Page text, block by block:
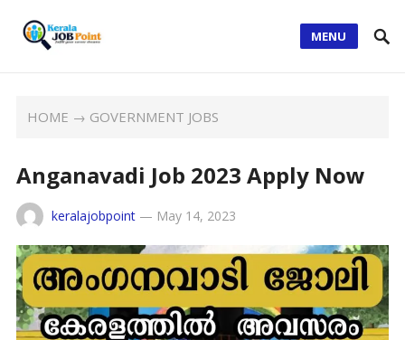
MENU
HOME → GOVERNMENT JOBS
Anganavadi Job 2023 Apply Now
keralajobpoint— May 14, 2023